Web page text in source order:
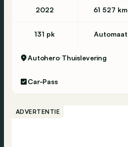
2022 61 527 km
131 pk Automaat
Autohero Thuislevering
Car-Pass
ADVERTENTIE